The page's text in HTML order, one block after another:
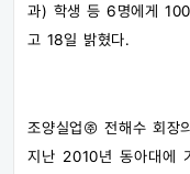
과) 학생 등 6명에게
고 18일 밝혔다.
조양실업㈜ 전해수 회장
지난 2010년 동아대에